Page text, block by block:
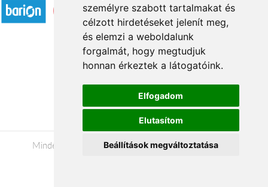
személyre szabott tartalmakat és
célzott hirdetéseket jelenít meg,
és elemzi a weboldalunk
forgalmát, hogy megtudjuk
honnan érkeztek a látogatóink.
Elfogadom
Elutasítom
Beállítások megváltoztatása
Impresszum
Adatkezelési tájékoztató
Minden jog fenntartva © 2026 |+36 20 488-8362